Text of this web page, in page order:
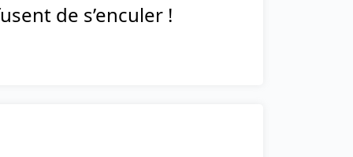
de s’enculer !